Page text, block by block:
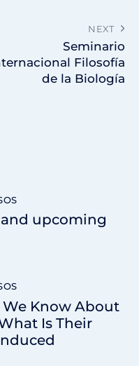
NEXT
Seminario
Filosofía
de la Biología
and upcoming
We Know About
Is Their